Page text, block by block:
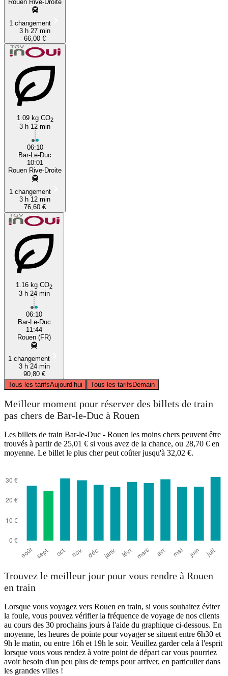
Rouen Rive-Droite
1 changement
3 h 27 min
66,00 €
1.09 kg CO2
3 h 12 min
06:10
Bar-Le-Duc
10:01
Rouen Rive-Droite
1 changement
3 h 12 min
76,60 €
1.16 kg CO2
3 h 24 min
06:10
Bar-Le-Duc
11:44
Rouen (FR)
1 changement
3 h 24 min
90,80 €
Tous les tarifsAujourd’hui Tous les tarifsDemain
Meilleur moment pour réserver des billets de train
pas chers de Bar-le-Duc à Rouen
Les billets de train Bar-le-Duc - Rouen les moins chers peuvent être
trouvés à partir de 25,01 € si vous avez de la chance, ou 28,70 € en
moyenne. Le billet le plus cher peut coûter jusqu'à 32,02 €.
Trouvez le meilleur jour pour vous rendre à Rouen
en train
Lorsque vous voyagez vers Rouen en train, si vous souhaitez éviter
la foule, vous pouvez vérifier la fréquence de voyage de nos clients
au cours des 30 prochains jours à l'aide du graphique ci-dessous. En
moyenne, les heures de pointe pour voyager se situent entre 6h30 et
9h le matin, ou entre 16h et 19h le soir. Veuillez garder cela à l'esprit
lorsque vous vous rendez à votre point de départ car vous pourriez
avoir besoin d'un peu plus de temps pour arriver, en particulier dans
les grandes villes !